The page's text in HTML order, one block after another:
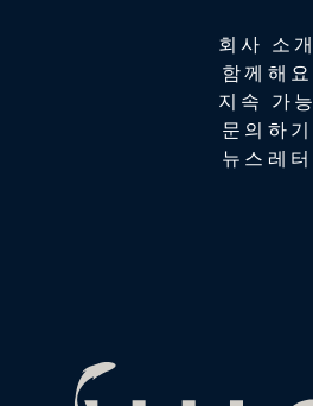
회사 소개
함께해요
지속 가능
문의하기
뉴스레터